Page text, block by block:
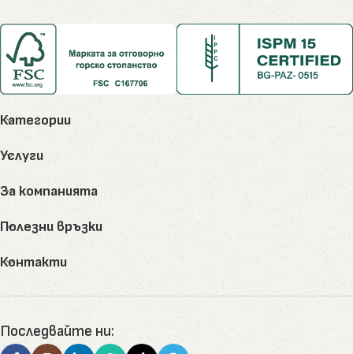
Категории
Услуги
За компанията
Полезни връзки
Контакти
Последвайте ни: